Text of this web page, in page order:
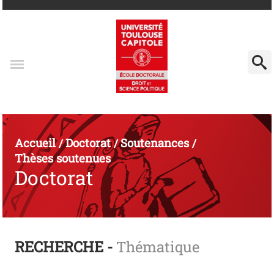
Accueil/Doctorat/Soutenances/
Thèses soutenues
Doctorat
RECHERCHE - Thématique